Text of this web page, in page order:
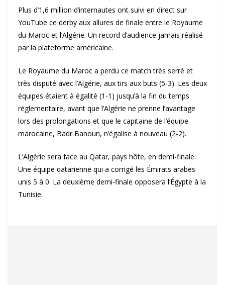
Plus d’1,6 million d’internautes ont suivi en direct sur
YouTube ce derby aux allures de finale entre le Royaume
du Maroc et l’Algérie. Un record d’audience jamais réalisé
par la plateforme américaine.
Le Royaume du Maroc a perdu ce match très serré et
très disputé avec l’Algérie, aux tirs aux buts (5-3). Les deux
équipes étaient à égalité (1-1) jusqu’à la fin du temps
réglementaire, avant que l’Algérie ne prenne l’avantage
lors des prolongations et que le capitaine de l’équipe
marocaine, Badr Banoun, n’égalise à nouveau (2-2).
L’Algérie sera face au Qatar, pays hôte, en demi-finale.
Une équipe qatarienne qui a corrigé les Émirats arabes
unis 5 à 0. La deuxième demi-finale opposera l’Égypte à la
Tunisie.